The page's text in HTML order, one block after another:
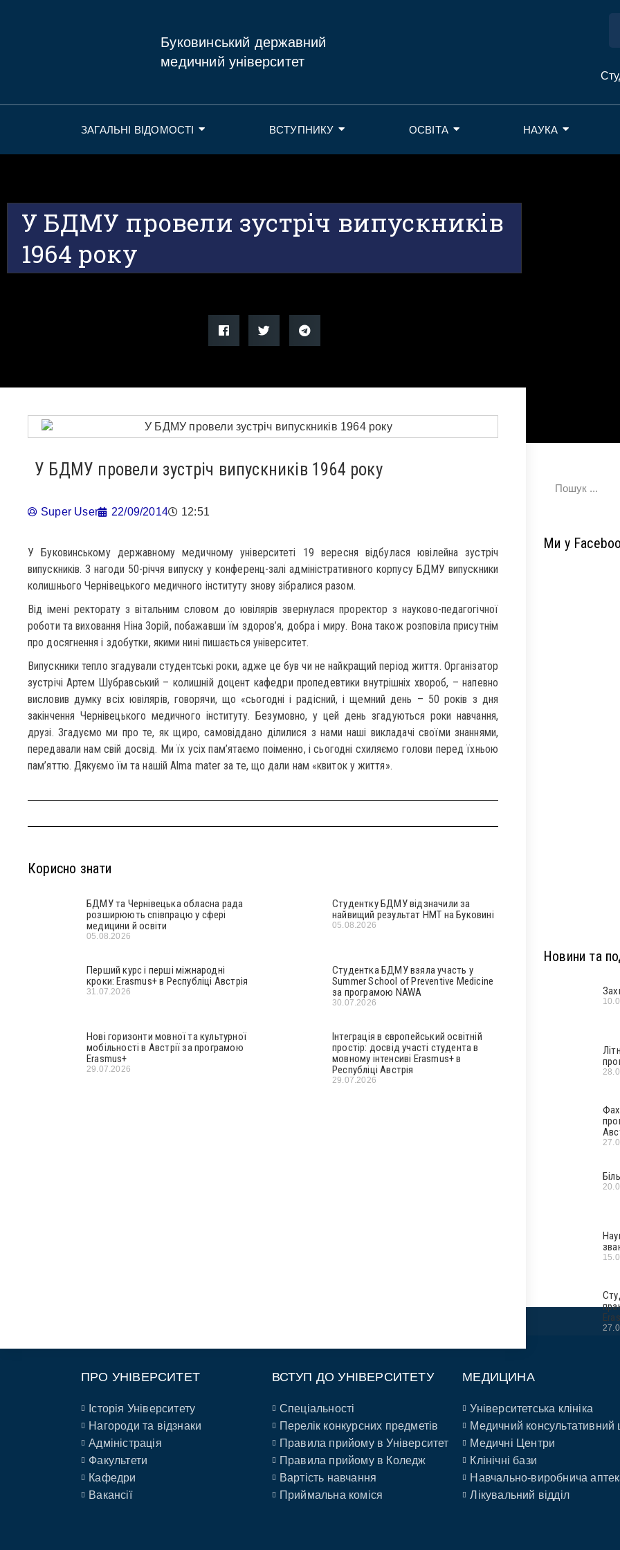
Буковинський державний
медичний університет
ЗАГАЛЬНІ ВІДОМОСТІ ВСТУПНИКУ ОСВІТА НАУКА
У БДМУ провели зустріч випускників
1964 року
У БДМУ провели зустріч випускників 1964 року
Super User 22/09/2014 12:51
У Буковинському державному медичному університеті 19 вересня відбулася ювілейна зустріч
випускників. З нагоди 50-річчя випуску у конференц-залі адміністративного корпусу БДМУ випускники
колишнього Чернівецького медичного інституту знову зібралися разом.
Від імені ректорату з вітальним словом до ювілярів звернулася проректор з науково-педагогічної
роботи та виховання Ніна Зорій, побажавши їм здоров’я, добра і миру. Вона також розповіла присутнім
про досягнення і здобутки, якими нині пишається університет.
Випускники тепло згадували студентські роки, адже це був чи не найкращий період життя. Організатор
зустрічі Артем Шубравський – колишній доцент кафедри пропедевтики внутрішніх хвороб, – напевно
висловив думку всіх ювілярів, говорячи, що «сьогодні і радісний, і щемний день – 50 років з дня
закінчення Чернівецького медичного інституту. Безумовно, у цей день згадуються роки навчання,
друзі. Згадуємо ми про те, як щиро, самовіддано ділилися з нами наші викладачі своїми знаннями,
передавали нам свій досвід. Ми їх усіх пам’ятаємо поіменно, і сьогодні схиляємо голови перед їхньою
пам’яттю. Дякуємо їм та нашій Alma mater за те, що дали нам «квиток у життя».
Корисно знати
БДМУ та Чернівецька обласна рада
розширюють співпрацю у сфері
медицини й освіти
05.08.2026
Студентку БДМУ відзначили за
найвищий результат НМТ на Буковині
05.08.2026
Перший курс і перші міжнародні
кроки: Erasmus+ в Республіці Австрія
31.07.2026
Студентка БДМУ взяла участь у
Summer School of Preventive Medicine
за програмою NAWA
30.07.2026
Нові горизонти мовної та культурної
мобільності в Австрії за програмою
Erasmus+
29.07.2026
Інтеграція в європейський освітній
простір: досвід участі студента в
мовному інтенсиві Erasmus+ в
Республіці Австрія
29.07.2026
Ми у
Новини та
ПРО УНІВЕРСИТЕТ
Історія Університету
Нагороди та відзнаки
Адміністрація
Факультети
Кафедри
Вакансії
ВСТУП ДО УНІВЕРСИТЕТУ
Спеціальності
Перелік конкурсних предметів
Правила прийому в Університет
Правила прийому в Коледж
Вартість навчання
Приймальна коміся
МЕДИЦИНА
Університетська клініка
Медичний консультативний
Медичні Центри
Клінічні бази
Навчально-виробнича
Лікувальний відділ